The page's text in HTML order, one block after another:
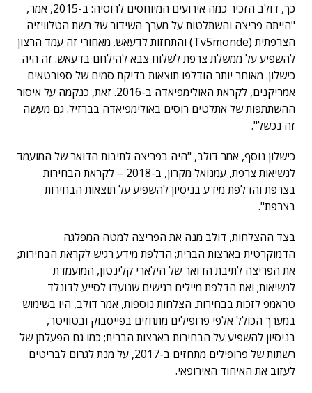
כך, דולב הזכיר כמה אירועים המיוחסים לרוסיה: ב-2015, אמר,
"הייתה פריצה והשתלטות על מערך השידור של רשת הטלוויזיה
הצרפתית (Tv5monde) והתחזות לדעאש. מאחורי זה עמד הרצון
להשפיע על ממשלת צרפת לשלוח צבא להילחם בדעאש. זה היה
כישלון. מאוחר יותר הודלפו תוצאות בדיקת סמים של ספורטאים
אמריקנים, לקראת האולימפיאדה ב-2016. זאת, כנקמה על איסור
ההשתתפות של אתלטים רוסים באולימפיאדה בברזיל. גם מעשה
זה נכשל".
כישלון נוסף, אמר דולב, "היה בפריצה לתיבות הדואר של המועמד
לנשיאות צרפת, עמנואל מקרון, ב-2018 – לקראת הבחירות
בצרפת והדלפת מידע בניסיון להשפיע על תוצאות הבחירות
בצרפת".
בצד ההצלחות, דולב מנה את הפריצה למטה המפלגה
הדמוקרטית בארצות הברית; הדלפת מידע רגיש לקראת הבחירות;
את הפריצה לתיבת הדואר של הילארי קלינטון, המועמדת
לנשיאות; ואת הדלפת מיילים רגישים שנועדו לסייע לדונלד
טראמפ לזכות בבחירות. הצלחות נוספות, אמר דולב, היו בשימוש
במערך הכולל אלפי פרופילים מתחזים בפייסבוק ובטוויטר,
בניסיון להשפיע על הבחירות בארצות הברית; כמו גם הפעלתן של
רשתות של פרופילים מתחזים ב-2017, על מנת לגרום לבריטים
לעזוב את האיחוד האירופאי.